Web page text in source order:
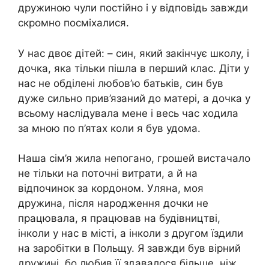
дружиною чули постійно і у відповідь завжди
скромно посміхалися.
У нас двоє дітей: – син, який закінчує школу, і
дочка, яка тільки пішла в перший клас. Діти у
нас не обділені любов’ю батьків, син був
дуже сильно прив’язаний до матері, а дочка у
всьому наслідувала мене і весь час ходила
за мною по п’ятах коли я був удома.
Наша сім’я жила непогано, грошей вистачало
не тільки на поточні витрати, а й на
відпочинок за кордоном. Уляна, моя
дружина, після народження дочки не
працювала, я працював на будівництві,
інколи у нас в місті, а інколи з другом їздили
на заробітки в Польщу. Я завжди був вірний